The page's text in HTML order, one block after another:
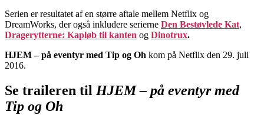
Serien er resultatet af en større aftale mellem Netflix og
DreamWorks, der også inkludere serierne Den Bestøvlede Kat,
Dragerytterne: Kapløb til kanten og Dinotrux.
HJEM – på eventyr med Tip og Oh kom på Netflix den 29. juli
2016.
Se traileren til HJEM – på eventyr med
Tip og Oh